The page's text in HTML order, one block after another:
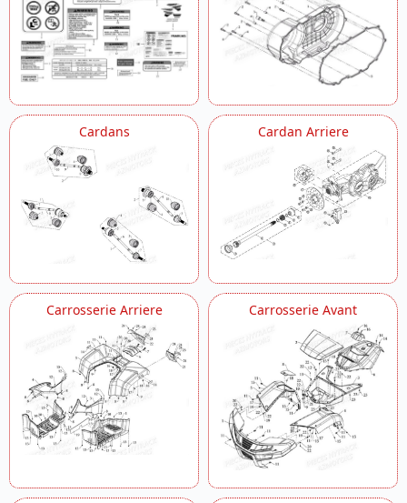
Lanceur
Moteur Eps
Pare Buffle
Plaques De Protection
Pont Arriere
Pont Avant Detaille 1
Pont Avant Detaille 2
Pont Avant Detaille 3
Pont Avant Detaille 4
Pont Avant Detaille 5
Porte Bagages
Rehausse De Selle Et Dosseret
Reservoir
Selecteur De Vitesses
Selle Version De Luxe
Suspension Arriere Droite
Suspension Arriere Gauche
Suspension Avant Droite
Suspension Avant Gauche
Systeme De Frein
Systeme De Refroidissement
Systeme Electrique
Transmission
Cardans Cardan Arriere
Carrosserie Arriere Carrosserie Avant